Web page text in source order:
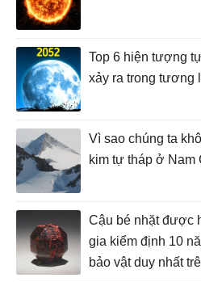
Top 6 hiện tượng
xảy ra trong tương
Vì sao chúng ta
kim tự tháp ở Nam
Cậu bé nhặt được
gia kiểm định 10
bảo vật duy nhất